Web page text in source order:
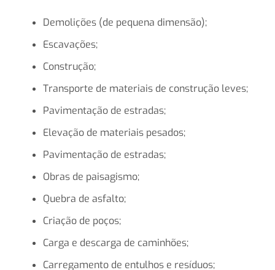
Demolições (de pequena dimensão);
Escavações;
Construção;
Transporte de materiais de construção leves;
Pavimentação de estradas;
Elevação de materiais pesados;
Pavimentação de estradas;
Obras de paisagismo;
Quebra de asfalto;
Criação de poços;
Carga e descarga de caminhões;
Carregamento de entulhos e resíduos;